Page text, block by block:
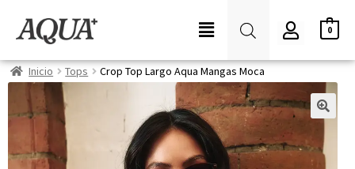
0
Inicio Tops Crop Top Largo Aqua Mangas Moca